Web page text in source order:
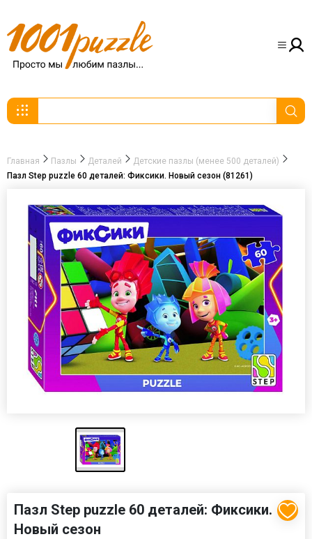
Главная Пазлы Деталей
Детские пазлы (менее 500 деталей)
Пазл Step puzzle 60 деталей: Фиксики. Новый сезон (81261)
Пазл Step puzzle 60 деталей: Фиксики.
Новый сезон